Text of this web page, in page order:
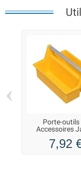
Porte-outils
Accessoires
McPlus Carry
7,92
‹